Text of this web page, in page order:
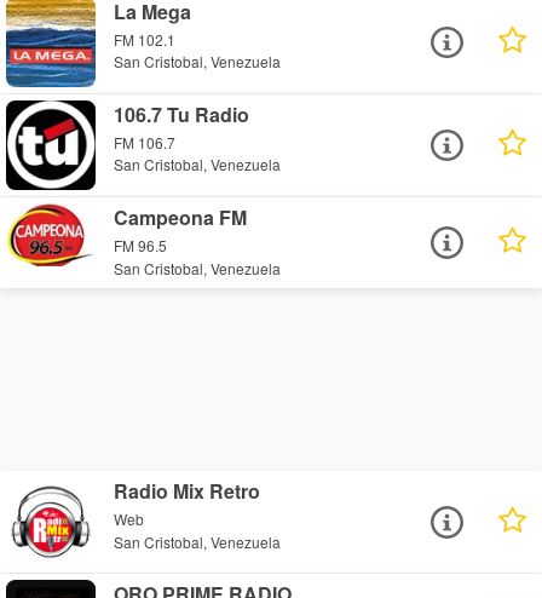
La Mega
FM 102.1
San Cristobal, Venezuela
106.7 Tu Radio
FM 106.7
San Cristobal, Venezuela
Campeona FM
FM 96.5
San Cristobal, Venezuela
Radio Mix Retro
Web
San Cristobal, Venezuela